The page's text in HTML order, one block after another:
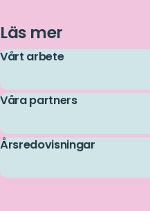
Läs mer
Vårt arbete
Våra partners
Årsredovisningar